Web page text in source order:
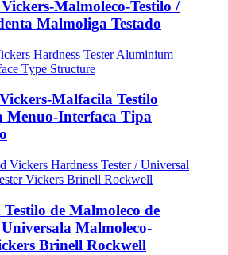
Malmoleco-Testilo /
Malmoliga Testado
Malfacila Testilo
Menuo-Interfaca Tipa
de Malmoleco de
Malmoleco-
Brinell Rockwell